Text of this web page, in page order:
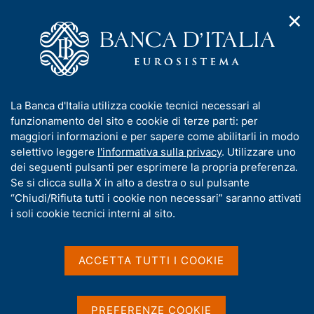
n
u
d
i
n
a
v
i
g
a
o
m
g
e
e
l
s
t
Media
attività ("MiCAR"). Comunicazione della Banca d'Italia
Regolamento (UE)
2023/1114 relativo ai
mercati delle cripto-
attività ("MiCAR").
Banca d'Italia
✕
I
n
f
o
r
m
a
t
La Banca d'Italia utilizza cookie tecnici necessari al
funzionamento del sito e cookie di terze parti: per
maggiori informazioni e per sapere come abilitarli in modo
selettivo leggere l'informativa sulla privacy. Utilizzare uno
dei seguenti pulsanti per esprimere la propria preferenza.
Se si clicca sulla X in alto a destra o sul pulsante
“Chiudi/Rifiuta tutti i cookie non necessari” saranno attivati
i soli cookie tecnici interni al sito.
ACCETTA TUTTI I COOKIE
PREFERENZE COOKIE